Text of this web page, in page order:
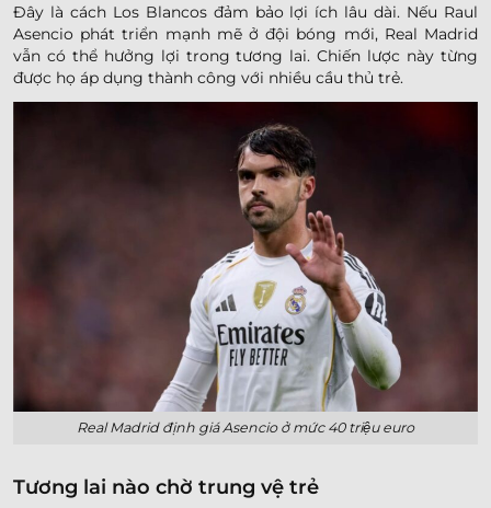
Đây là cách Los Blancos đảm bảo lợi ích lâu dài. Nếu Raul
Asencio phát triển mạnh mẽ ở đội bóng mới, Real Madrid
vẫn có thể hưởng lợi trong tương lai. Chiến lược này từng
được họ áp dụng thành công với nhiều cầu thủ trẻ.
Real Madrid định giá Asencio ở mức 40 triệu euro
Tương lai nào chờ trung vệ trẻ